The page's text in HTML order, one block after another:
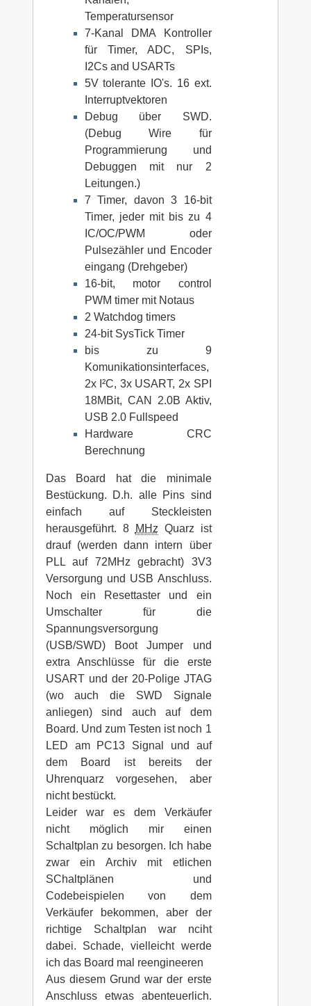
Temperatursensor
7-Kanal DMA Kontroller
für Timer, ADC, SPIs,
I2Cs and USARTs
5V tolerante IO's. 16 ext.
Interruptvektoren
Debug über SWD.
(Debug Wire für
Programmierung und
Debuggen mit nur 2
Leitungen.)
7 Timer, davon 3 16-bit
Timer, jeder mit bis zu 4
IC/OC/PWM oder
Pulsezähler und Encoder
eingang (Drehgeber)
16-bit, motor control
PWM timer mit Notaus
2 Watchdog timers
24-bit SysTick Timer
bis zu 9
Komunikationsinterfaces,
2x I²C, 3x USART, 2x SPI
18MBit, CAN 2.0B Aktiv,
USB 2.0 Fullspeed
Hardware CRC
Berechnung
Das Board hat die minimale
Bestückung. D.h. alle Pins sind
einfach auf Steckleisten
herausgeführt. 8
MHz Quarz ist
drauf (werden dann intern über
PLL auf 72MHz gebracht) 3V3
Versorgung und USB Anschluss.
Noch ein Resettaster und ein
Umschalter für die
Spannungsversorgung
(USB/SWD) Boot Jumper und
extra Anschlüsse für die erste
USART und der 20-Polige JTAG
(wo auch die SWD Signale
anliegen) sind auch auf dem
Board. Und zum Testen ist noch 1
LED am PC13 Signal und auf
dem Board ist bereits der
Uhrenquarz vorgesehen, aber
nicht bestückt.
Leider war es dem Verkäufer
nicht möglich mir einen
Schaltplan zu besorgen. Ich habe
zwar ein Archiv mit etlichen
SChaltplänen und
Codebeispielen von dem
Verkäufer bekommen, aber der
richtige Schaltplan war nciht
dabei. Schade, vielleicht werde
ich das Board mal reengineeren
Aus diesem Grund war der erste
Anschluss etwas abenteuerlich.